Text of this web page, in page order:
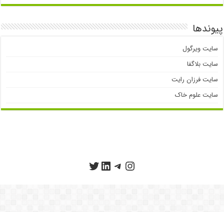
پیوندها
سایت ویرگول
سایت بلاگفا
سایت فرزان رایت
سایت علوم خاک
اینستاگرم
تلگرام
لینکداین
توییتر